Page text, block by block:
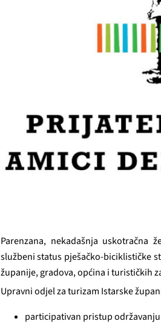
Parenzana, nekadašnja uskotračna
službeni status pješačko-biciklističke
županije, gradova, općina i turističkih
Upravni odjel za turizam Istarske
participativan pristup